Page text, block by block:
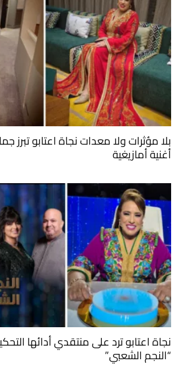
بلا مؤثرات ولا معدات نجاة اعتابو تبرز
أغنية أمازيغية
نجاة اعتابو ترد على منتقدي أدائها
“النجم الشعبي”